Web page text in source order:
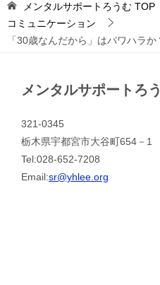
メンタルサポートろうむ TOP
コミュニケーション
「30歳なんだから」はパワハラ
メンタルサポートろ
321-0345
栃木県宇都宮市大谷町654－1
Tel:028-652-7208
Email:sr@yhlee.org